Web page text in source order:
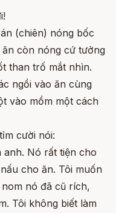
(chiên) nóng bốc
còn nóng cứ tưởng
than trố mắt nhìn.
ngồi vào ăn cùng
vào mồm một cách
cười nói:
anh. Nó rất tiện cho
cho ăn. Tôi muốn
nó đã cũ rích,
Tôi không biết làm